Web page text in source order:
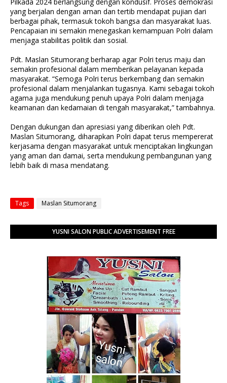
yang berjalan dengan aman dan tertib mendapat pujian dari
berbagai pihak, termasuk tokoh bangsa dan masyarakat luas.
Pencapaian ini semakin menegaskan kemampuan Polri dalam
menjaga stabilitas politik dan sosial.
Pdt. Maslan Situmorang berharap agar Polri terus maju dan
semakin profesional dalam memberikan pelayanan kepada
masyarakat. “Semoga Polri terus berkembang dan semakin
profesional dalam menjalankan tugasnya. Kami sebagai tokoh
agama juga mendukung penuh upaya Polri dalam menjaga
keamanan dan kedamaian di tengah masyarakat,” tambahnya.
Dengan dukungan dan apresiasi yang diberikan oleh Pdt.
Maslan Situmorang, diharapkan Polri dapat terus mempererat
kerjasama dengan masyarakat untuk menciptakan lingkungan
yang aman dan damai, serta mendukung pembangunan yang
lebih baik di masa mendatang.
Tags Maslan Situmorang
YUSNI SALON PUBLIC ADVERTISEMENT FREE